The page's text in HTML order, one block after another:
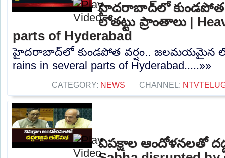
హైదరాబాద్‌లో కుండపోత
లోతట్టు ప్రాంతాలు |
parts of Hyderabad
హైదరాబాద్‌లో కుండపోత వర్షం.. జలమయమైన
rains in several parts of Hyderabad.....»»
CATEGORY: NEWS CHANNEL:
విపక్షాల ఆందోళనలతో